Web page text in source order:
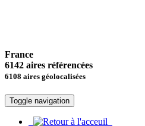
France
6142 aires référencées
6108 aires géolocalisées
Toggle navigation